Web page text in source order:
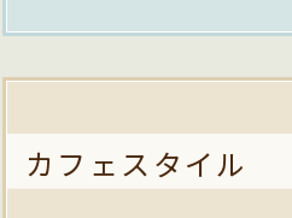
カフェスタイル